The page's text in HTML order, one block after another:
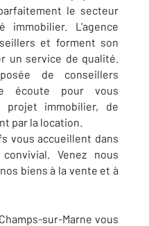
le secteur
L'agence
et forment son
un service de qualité.
de conseillers
écoute pour vous
projet immobilier, de
par la location.
vous accueillent dans
Venez nous
biens à la vente et à
sur-Marne vous